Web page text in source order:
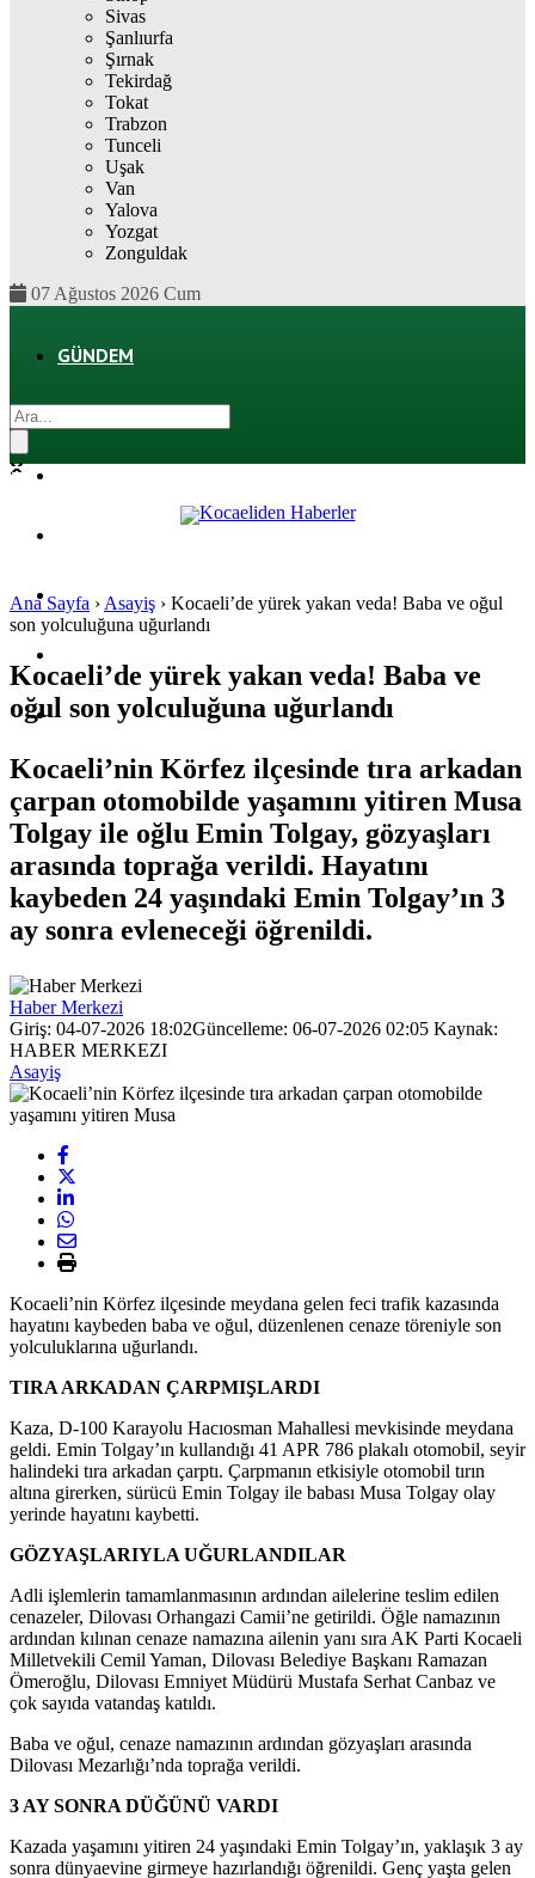
Sivas
Şanlıurfa
Şırnak
Tekirdağ
Tokat
Trabzon
Tunceli
Uşak
Van
Yalova
Yozgat
Zonguldak
07 Ağustos 2026 Cum
GÜNDEM
SPOR
SAĞLIK
Ana Sayfa › Asayiş › Kocaeli’de yürek yakan veda! Baba ve oğul
son yolculuğuna uğurlandı
Kocaeli’de yürek yakan veda! Baba ve
oğul son yolculuğuna uğurlandı
Kocaeli’nin Körfez ilçesinde tıra arkadan
çarpan otomobilde yaşamını yitiren Musa
Tolgay ile oğlu Emin Tolgay, gözyaşları
arasında toprağa verildi. Hayatını
kaybeden 24 yaşındaki Emin Tolgay’ın 3
ay sonra evleneceği öğrenildi.
Haber Merkezi
Giriş: 04-07-2026 18:02Güncelleme: 06-07-2026 02:05 Kaynak:
HABER MERKEZI
Asayiş
Kocaeli’nin Körfez ilçesinde meydana gelen feci trafik kazasında
hayatını kaybeden baba ve oğul, düzenlenen cenaze töreniyle son
yolculuklarına uğurlandı.
TIRA ARKADAN ÇARPMIŞLARDI
Kaza, D-100 Karayolu Hacıosman Mahallesi mevkisinde meydana
geldi. Emin Tolgay’ın kullandığı 41 APR 786 plakalı otomobil, seyir
halindeki tıra arkadan çarptı. Çarpmanın etkisiyle otomobil tırın
altına girerken, sürücü Emin Tolgay ile babası Musa Tolgay olay
yerinde hayatını kaybetti.
GÖZYAŞLARIYLA UĞURLANDILAR
Adli işlemlerin tamamlanmasının ardından ailelerine teslim edilen
cenazeler, Dilovası Orhangazi Camii’ne getirildi. Öğle namazının
ardından kılınan cenaze namazına ailenin yanı sıra AK Parti Kocaeli
Milletvekili Cemil Yaman, Dilovası Belediye Başkanı Ramazan
Ömeroğlu, Dilovası Emniyet Müdürü Mustafa Serhat Canbaz ve
çok sayıda vatandaş katıldı.
Baba ve oğul, cenaze namazının ardından gözyaşları arasında
Dilovası Mezarlığı’nda toprağa verildi.
3 AY SONRA DÜĞÜNÜ VARDI
Kazada yaşamını yitiren 24 yaşındaki Emin Tolgay’ın, yaklaşık 3 ay
sonra dünyaevine girmeye hazırlandığı öğrenildi. Genç yaşta gelen